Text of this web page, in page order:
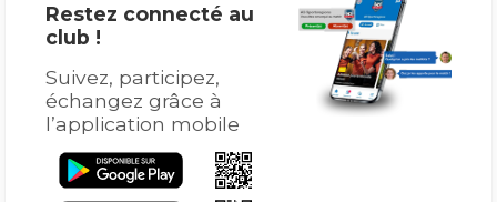
Restez connecté au
club !
Suivez, participez,
échangez grâce à
l’application mobile